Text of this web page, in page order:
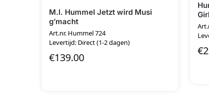
M.I. Hummel Jetzt wird Musi
g’macht
Art.nr. Hummel 724
Levertijd: Direct (1-2 dagen)
€139.00
Girl
€